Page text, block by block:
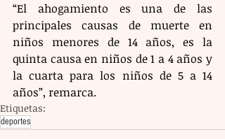
“El ahogamiento es una de las
principales causas de muerte en
niños menores de 14 años, es la
quinta causa en niños de 1 a 4 años y
la cuarta para los niños de 5 a 14
años”, remarca.
Etiquetas:
deportes